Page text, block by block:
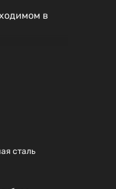
в
сталь